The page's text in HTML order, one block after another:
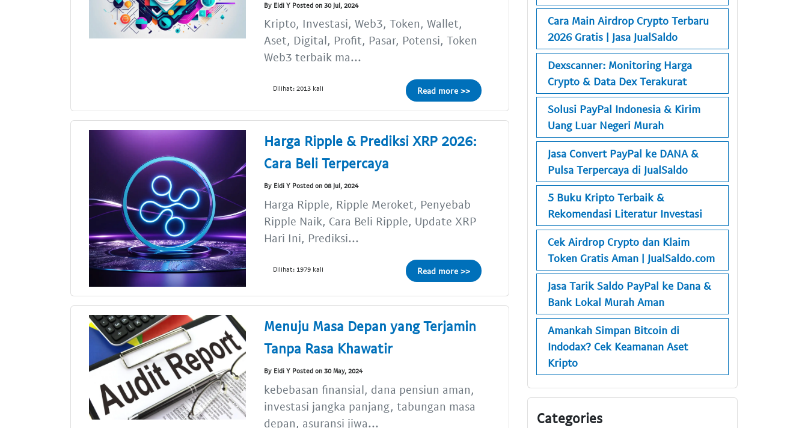
By Eldi Y Posted on 30 Jul, 2024
Kripto, Investasi, Web3, Token, Wallet,
Aset, Digital, Profit, Pasar, Potensi, Token
Web3 terbaik ma...
Dilihat: 2013 kali Read more >>
Harga Ripple & Prediksi XRP 2026:
Cara Beli Terpercaya
By Eldi Y Posted on 08 Jul, 2024
Harga Ripple, Ripple Meroket, Penyebab
Ripple Naik, Cara Beli Ripple, Update XRP
Hari Ini, Prediksi...
Dilihat: 1979 kali Read more >>
Menuju Masa Depan yang Terjamin
Tanpa Rasa Khawatir
By Eldi Y Posted on 30 May, 2024
kebebasan finansial, dana pensiun aman,
investasi jangka panjang, tabungan masa
depan, asuransi jiwa...
Cara Main Airdrop Crypto Terbaru
2026 Gratis | Jasa JualSaldo
Dexscanner: Monitoring Harga
Crypto & Data Dex Terakurat
Solusi PayPal Indonesia & Kirim
Uang Luar Negeri Murah
Jasa Convert PayPal ke DANA &
Pulsa Terpercaya di JualSaldo
5 Buku Kripto Terbaik &
Rekomendasi Literatur Investasi
Cek Airdrop Crypto dan Klaim
Token Gratis Aman | JualSaldo.com
Jasa Tarik Saldo PayPal ke Dana &
Bank Lokal Murah Aman
Amankah Simpan Bitcoin di
Indodax? Cek Keamanan Aset
Kripto
Categories